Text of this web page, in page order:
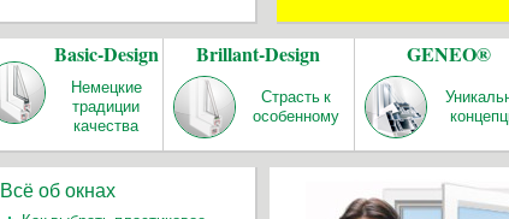
Basic-Design
Немецкие
традиции
качества
Brillant-Design
Страсть к
особенному
GENEO®
Всё об окнах